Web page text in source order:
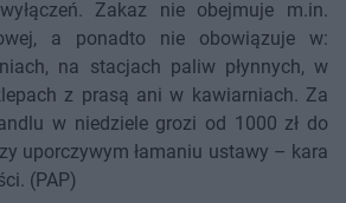
Zakaz nie obejmuje m.in.
a ponadto nie obowiązuje w:
na stacjach paliw płynnych, w
z prasą ani w kawiarniach. Za
w niedziele grozi od 1000 zł do
uporczywym łamaniu ustawy – kara
(PAP)